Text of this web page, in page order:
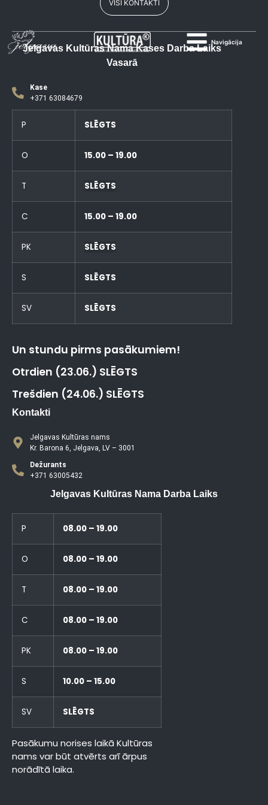
Navigācija
VISI KONTAKTI
Jelgavas Kultūras Nama Kases Darba Laiks
Vasarā
Kase
+371 63084679
P SLĒGTS
O 15.00 – 19.00
T SLĒGTS
C 15.00 – 19.00
PK SLĒGTS
S SLĒGTS
SV SLĒGTS
Un stundu pirms pasākumiem!
Otrdien (23.06.) SLĒGTS
Trešdien (24.06.) SLĒGTS
Kontakti
Jelgavas Kultūras nams
Kr. Barona 6, Jelgava, LV – 3001
Dežurants
+371 63005432
Jelgavas Kultūras Nama Darba Laiks
P 08.00 – 19.00
O 08.00 – 19.00
T 08.00 – 19.00
C 08.00 – 19.00
PK 08.00 – 19.00
S 10.00 – 15.00
SV SLĒGTS
Pasākumu norises laikā Kultūras
nams var būt atvērts arī ārpus
norādītā laika.